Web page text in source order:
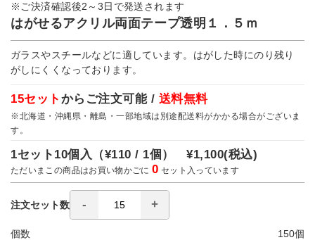
※ご決済確認後2～3日で発送されます
はがせるアクリル両面テープ透明１．５ｍ
ガラスやスチールなどに適しています。はがした時にのり残り
がしにくくなっております。
15セット からご注文可能 / 送料無料
※北海道・沖縄県・離島・一部地域は別途配送料がかかる場合がございま
す。
1セット10個入（¥110 / 1個）¥1,100(税込)
ただいまこの商品はお買い物かごに0 セット入っています
注文セット数
個数 150個